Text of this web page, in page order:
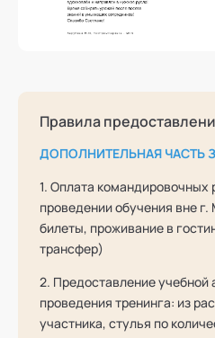
Правила
ДОПОЛНИТЕЛЬНАЯ ЧАСТЬ
1. Оплата командировочных
проведении обучения вне
билеты, проживание в
трансфер)
2. Предоставление учебной
проведения тренинга: из
участника, стулья по